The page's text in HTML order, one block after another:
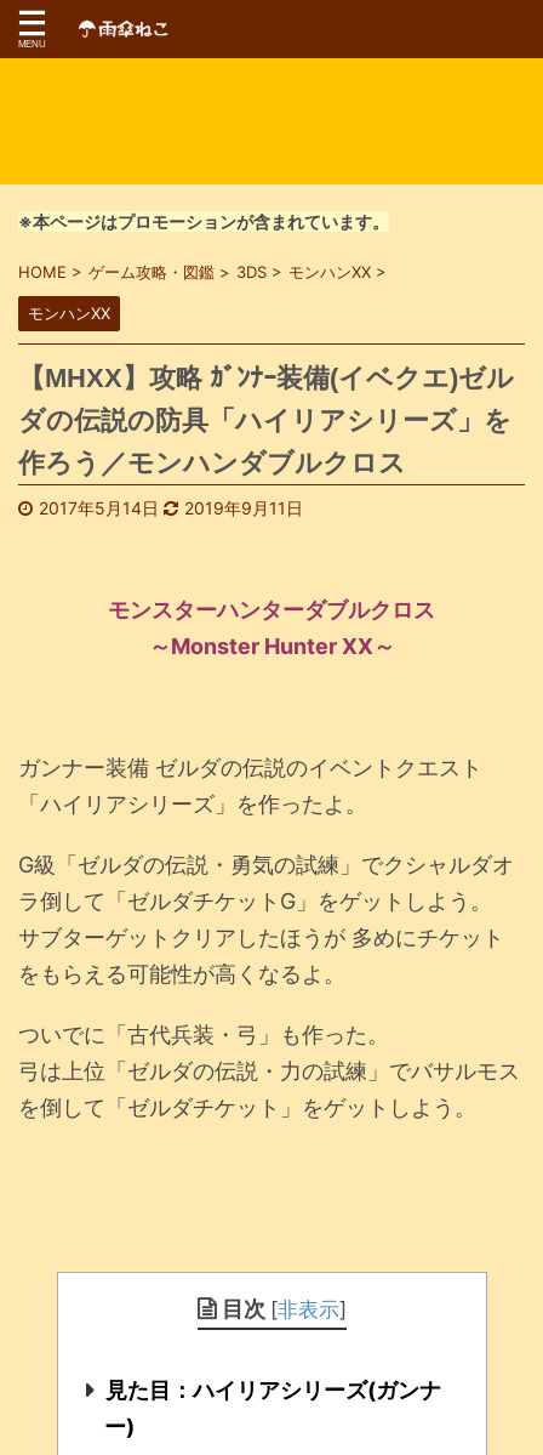
※本ページはプロモーションが含まれています。
HOME > ゲーム攻略・図鑑 > 3DS > モンハンXX >
モンハンXX
【MHXX】攻略 ｶﾞﾝﾅｰ装備(イベクエ)ゼル
ダの伝説の防具「ハイリアシリーズ」を
作ろう／モンハンダブルクロス
2017年5月14日 2019年9月11日
モンスターハンターダブルクロス
～Monster Hunter XX～
ガンナー装備 ゼルダの伝説のイベントクエスト
「ハイリアシリーズ」を作ったよ。
G級「ゼルダの伝説・勇気の試練」でクシャルダオ
ラ倒して「ゼルダチケットG」をゲットしよう。
サブターゲットクリアしたほうが 多めにチケット
をもらえる可能性が高くなるよ。
ついでに「古代兵装・弓」も作った。
弓は上位「ゼルダの伝説・力の試練」でバサルモス
を倒して「ゼルダチケット」をゲットしよう。
目次 [非表示]
見た目：ハイリアシリーズ(ガンナ
ー)